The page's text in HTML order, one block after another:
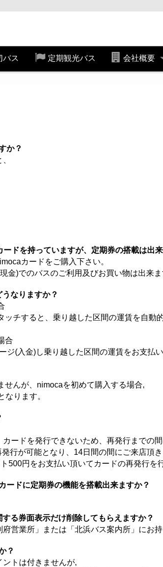
バス 定期観光バス 会社概要
か？
ドを持っていますが、定期券の搭載は出
カードをご購入下さい。
)でのバスのご利用及びお買い物は出来ま
なりますか？
すると、乗り越した区間の運賃を自動的
合
(入金)し乗り越した区間の運賃をお支払い
せんが、nimocaを初めて購入する場合,
なります。
ドを発行できないため、再発行までの間
が可能となり、14日間の間にご来店頂き
円をお支払い頂いてカードの再発行を
ードに定期券の機能を搭載出来ますか？
る券面表示だけ削除してもらえますか？
営業所」または「北浜バス案内所」にお持
？
ントは付きませんが,